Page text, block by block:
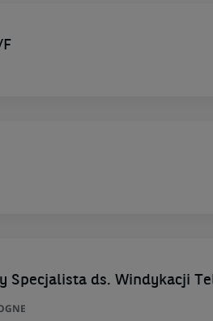
Specjalista ds. Windykacji